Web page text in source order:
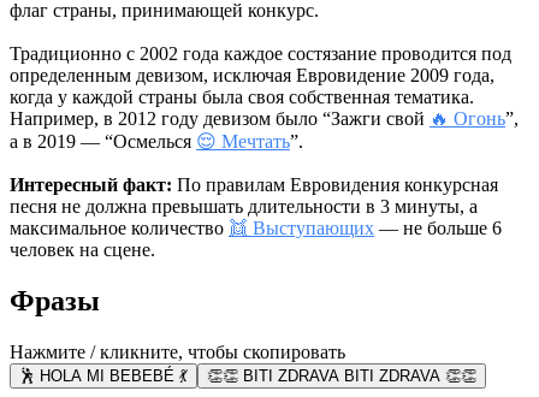
флаг страны, принимающей конкурс.
Традиционно с 2002 года каждое состязание проводится под
определенным девизом, исключая Евровидение 2009 года,
когда у каждой страны была своя собственная тематика.
Например, в 2012 году девизом было “Зажги свой 🔥 Огонь”,
а в 2019 — “Осмелься 😌 Мечтать”.
Интересный факт: По правилам Евровидения конкурсная
песня не должна превышать длительности в 3 минуты, а
максимальное количество 👯 Выступающих — не больше 6
человек на сцене.
Фразы
Нажмите / кликните, чтобы скопировать
🕺 HOLA MI BEBEBÉ 💃 👏👏 BITI ZDRAVA BITI ZDRAVA 👏👏